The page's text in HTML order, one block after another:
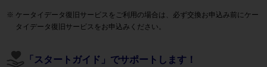
ケータイデータ復旧サービスをご利用の場合は、必ず交換お申込み前にケー
タイデータ復旧サービスをお申込みください。
「スタートガイド」でサポートします！